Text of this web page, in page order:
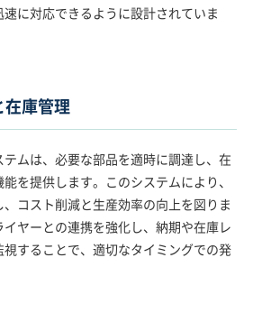
に対応できるように設計されていま
庫管理
ムは、必要な部品を適時に調達し、在
を提供します。このシステムにより、
コスト削減と生産効率の向上を図りま
ヤーとの連携を強化し、納期や在庫レ
することで、適切なタイミングでの発